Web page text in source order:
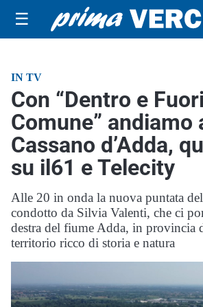
☰
IN TV
Con “Dentro e
Comune” andiamo
Cassano d’Adda,
su il61 e Telecity
Alle 20 in onda la nuova puntata
condotto da Silvia Valenti, che ci
destra del fiume Adda, in provincia
territorio ricco di storia e natura